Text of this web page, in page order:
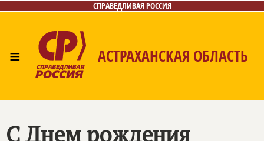
СПРАВЕДЛИВАЯ РОССИЯ
≡ АСТРАХАНСКАЯ ОБЛАСТЬ
С Днем рождения